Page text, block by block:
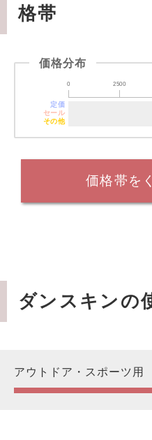
格帯
価格分布
0 2500
定価
セール
その他
価格帯を
ダンスキンの
アウトドア・スポーツ用